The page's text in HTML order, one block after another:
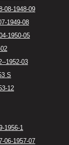
08-1948-09
1949-08
1950-05
1952-03
S
12
1956-1
06-1957-07